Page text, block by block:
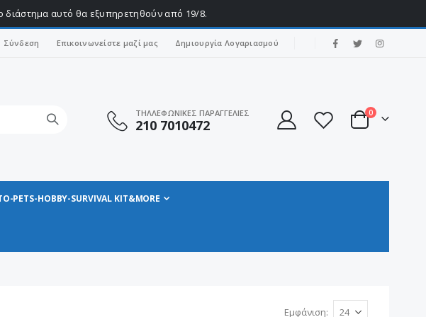
διάστημα αυτό θα εξυπηρετηθούν από 19/8.
Σύνδεση Επικοινωνείστε μαζί μας Δημιουργία Λογαριασμού
ΤΗΛΛΕΦΩΝΙΚΕΣ ΠΑΡΑΓΓΕΛΙΕΣ
210 7010472 Cart
0στοιχεία
PETS-HOBBY-SURVIVAL KIT&MORE
Εμφάνιση